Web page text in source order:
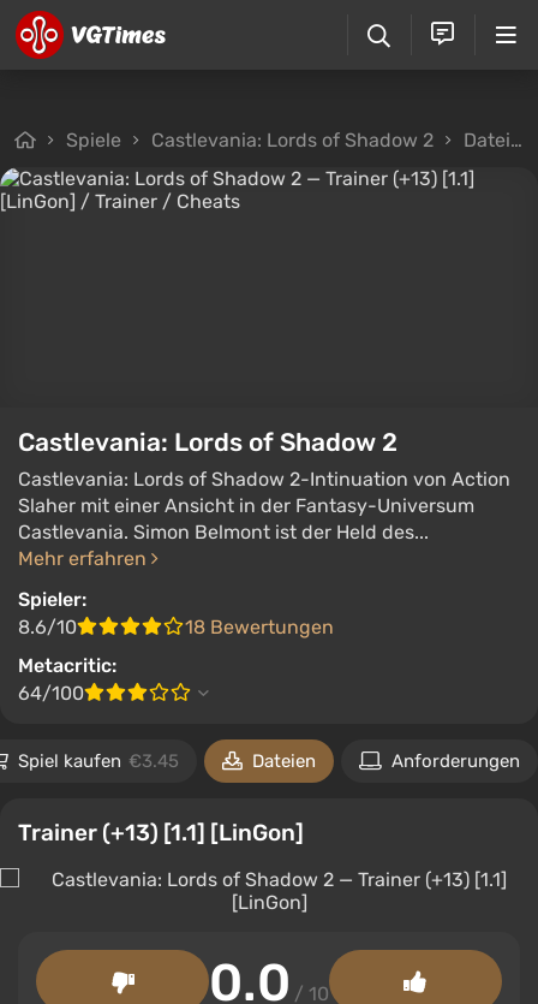
Spiele Castlevania: Lords of Shadow 2 Dateien
Castlevania: Lords of Shadow 2
Castlevania: Lords of Shadow 2-Intinuation von Action
Slaher mit einer Ansicht in der Fantasy-Universum
Castlevania. Simon Belmont ist der Held des...
Mehr erfahren
Spieler:
8.6/10
18 Bewertungen
Metacritic:
64/100
Spiel kaufen €3.45 Dateien Anforderungen
Trainer (+13) [1.1] [LinGon]
0.0 / 10